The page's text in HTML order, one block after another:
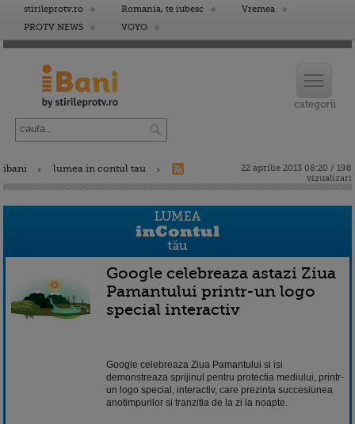
stirileprotv.ro Romania, te iubesc
Vremea
PROTV NEWS
VOYO
ibani lumea in contul tau
22 aprilie 2013 08:20 / 198
vizualizari
Google celebreaza astazi Ziua
Pamantului printr-un logo
special interactiv
Google celebreaza Ziua Pamantului si isi
demonstreaza sprijinul pentru protectia mediului, printr-
un logo special, interactiv, care prezinta succesiunea
anotimpurilor si tranzitia de la zi la noapte.